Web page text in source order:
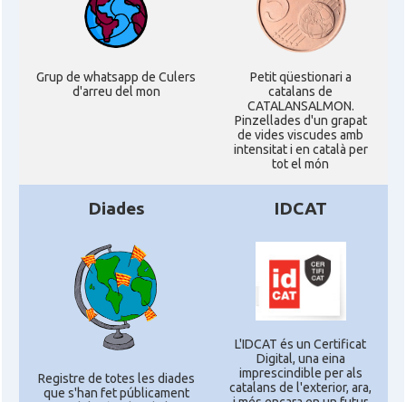
Grup de whatsapp de Culers
d'arreu del mon
Petit qüestionari a
catalans de
CATALANSALMON.
Pinzellades d'un grapat
de vides viscudes amb
intensitat i en català per
tot el món
Diades
Registre de totes les diades
que s'han fet públicament
IDCAT
L'IDCAT és un Certificat
Digital, una eina
imprescindible per als
catalans de l'exterior, ara,